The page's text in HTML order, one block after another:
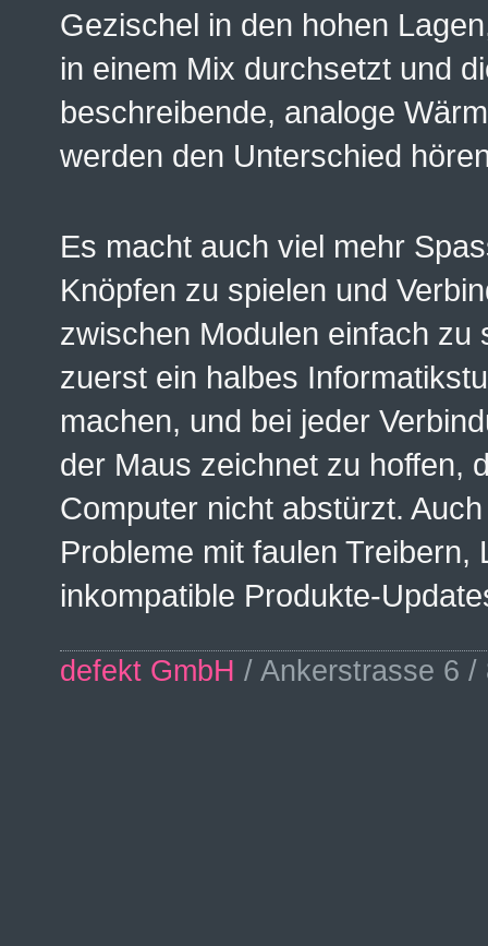
Gezischel in den hohen
in einem Mix durchsetzt und
beschreibende, analoge
werden den Unterschied
Es macht auch viel mehr
Knöpfen zu spielen und
zwischen Modulen einfach zu
zuerst ein halbes
machen, und bei jeder
der Maus zeichnet zu hoffen,
Computer nicht abstürzt.
Probleme mit faulen Treibern,
inkompatible Produkte-
defekt GmbH / Ankerstrasse 6 /